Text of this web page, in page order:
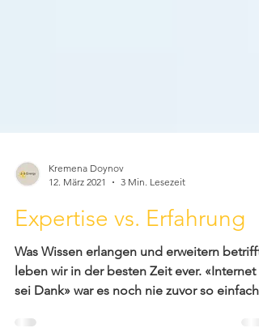
12. März 2021
3 Min. Lesezeit
Expertise vs. Erfahrung
Was Wissen erlangen und erweitern betrifft,
leben wir in der besten Zeit ever. «Internet
sei Dank» war es noch nie zuvor so einfach